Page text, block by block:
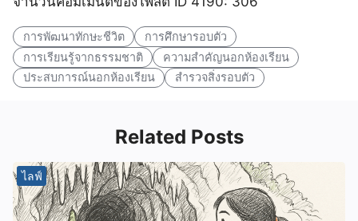
การพัฒนาทักษะชีวิต
การศึกษารอบตัว
การเรียนรู้จากธรรมชาติ
ความสำคัญนอกห้องเรียน
ประสบการณ์นอกห้องเรียน
สำรวจสิ่งรอบตัว
Related Posts
ไลฟ์